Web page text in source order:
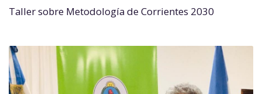
Taller sobre Metodología de Corrientes 2030